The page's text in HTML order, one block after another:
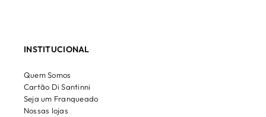
INSTITUCIONAL
Quem Somos
Cartão Di Santinni
Seja um Franqueado
Nossas lojas